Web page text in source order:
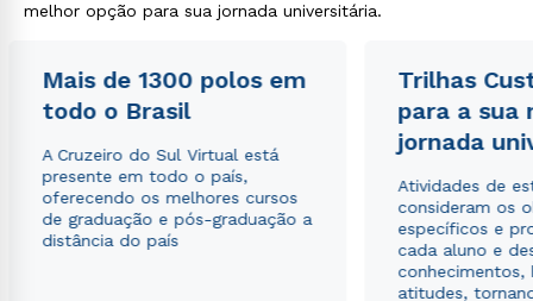
melhor opção para sua jornada universitária.
Mais de 1300 polos em
todo o Brasil
A Cruzeiro do Sul Virtual está
presente em todo o país,
oferecendo os melhores cursos
de graduação e pós-graduação a
distância do país
Trilhas
para a sua
jornada
Atividades de
consideram os
específicos e
cada aluno e
conhecimentos,
atitudes,
autorizo que meus dados sejam utilizados para o
envio de conteúdos da Cruzeiro do Sul.